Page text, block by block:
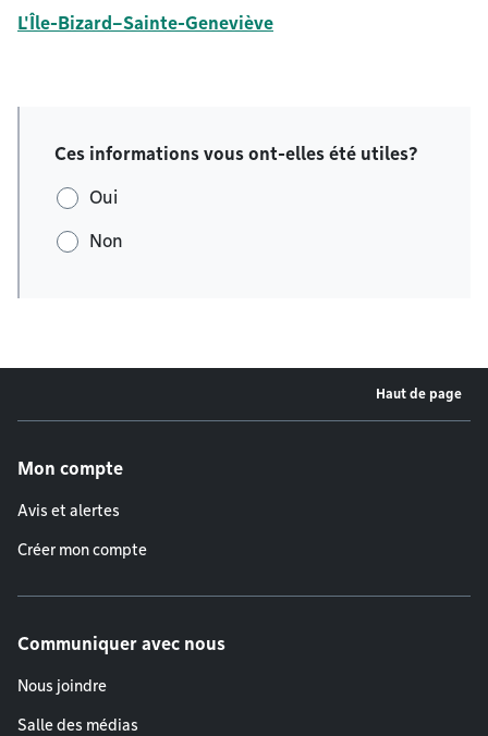
L'Île-Bizard–Sainte-Geneviève
Ces informations vous ont-elles été utiles?
Oui
Non
Haut de page
Mon compte
Avis et alertes
Créer mon compte
Communiquer avec nous
Nous joindre
Salle des médias